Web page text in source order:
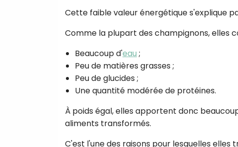
Cette faible valeur énergétique s'explique
Comme la plupart des champignons, elles
Beaucoup d'eau ;
Peu de matières grasses ;
Peu de glucides ;
Une quantité modérée de protéines.
À poids égal, elles apportent donc
aliments transformés.
C'est l'une des raisons pour lesquelles